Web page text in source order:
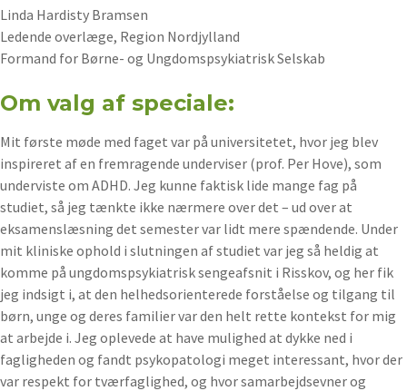
Linda Hardisty Bramsen
Ledende overlæge, Region Nordjylland
Formand for Børne- og Ungdomspsykiatrisk Selskab
Om valg af speciale:
Mit første møde med faget var på universitetet, hvor jeg blev
inspireret af en fremragende underviser (prof. Per Hove), som
underviste om ADHD. Jeg kunne faktisk lide mange fag på
studiet, så jeg tænkte ikke nærmere over det – ud over at
eksamenslæsning det semester var lidt mere spændende. Under
mit kliniske ophold i slutningen af studiet var jeg så heldig at
komme på ungdomspsykiatrisk sengeafsnit i Risskov, og her fik
jeg indsigt i, at den helhedsorienterede forståelse og tilgang til
børn, unge og deres familier var den helt rette kontekst for mig
at arbejde i. Jeg oplevede at have mulighed at dykke ned i
fagligheden og fandt psykopatologi meget interessant, hvor der
var respekt for tværfaglighed, og hvor samarbejdsevner og